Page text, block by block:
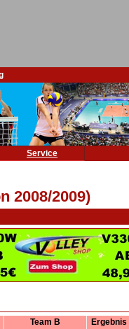
Service
2008/2009)
Team B
Ergebnis